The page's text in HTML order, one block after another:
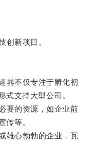
新项目。
不仅专注于孵化初
式支持大型公司。
的资源，如企业前
传等。
心勃勃的企业，瓦